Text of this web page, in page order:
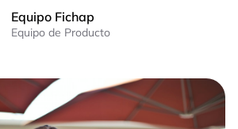
Equipo Fichap
Equipo de Producto